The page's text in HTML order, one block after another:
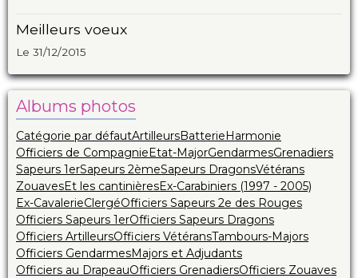
Meilleurs voeux
Le 31/12/2015
Albums photos
Catégorie par défautArtilleursBatterieHarmonie
Officiers de CompagnieEtat-MajorGendarmesGrenadiers
Sapeurs 1erSapeurs 2èmeSapeurs DragonsVétérans
ZouavesEt les cantinièresEx-Carabiniers (1997 - 2005)
Ex-CavalerieClergéOfficiers Sapeurs 2e des Rouges
Officiers Sapeurs 1erOfficiers Sapeurs Dragons
Officiers ArtilleursOfficiers VétéransTambours-Majors
Officiers GendarmesMajors et Adjudants
Officiers au DrapeauOfficiers GrenadiersOfficiers Zouaves